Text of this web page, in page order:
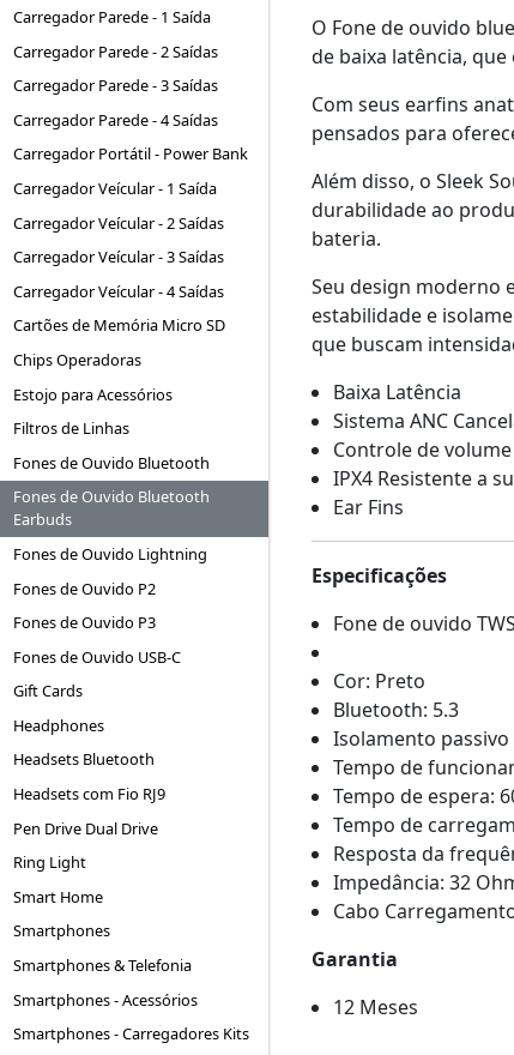
Carregador Parede - 1 Saída
Carregador Parede - 2 Saídas
Carregador Parede - 3 Saídas
Carregador Parede - 4 Saídas
Carregador Portátil - Power Bank
Carregador Veícular - 1 Saída
Carregador Veícular - 2 Saídas
Carregador Veícular - 3 Saídas
Carregador Veícular - 4 Saídas
Cartões de Memória Micro SD
Chips Operadoras
Estojo para Acessórios
Filtros de Linhas
Fones de Ouvido Bluetooth
Fones de Ouvido Bluetooth
Earbuds
Fones de Ouvido Lightning
Fones de Ouvido P2
Fones de Ouvido P3
Fones de Ouvido USB-C
Gift Cards
Headphones
Headsets Bluetooth
Headsets com Fio RJ9
Pen Drive Dual Drive
Ring Light
Smart Home
Smartphones
Smartphones & Telefonia
Smartphones - Acessórios
Smartphones - Carregadores Kits
O Fone de ouvido
de baixa latência,
Com seus earfins
pensados para
Além disso, o Sleek
durabilidade ao
bateria.
Seu design moderno
estabilidade e
que buscam
Baixa Latência
Sistema ANC
Controle de
IPX4 Resistente a
Ear Fins
Especificações
Fone de ouvido
Cor: Preto
Bluetooth: 5.3
Isolamento
Tempo de
Tempo de espera:
Tempo de
Resposta da
Impedância: 32
Cabo
Garantia
12 Meses